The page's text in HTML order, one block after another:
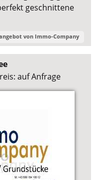
geschnittene
von Immo-Company
auf Anfrage